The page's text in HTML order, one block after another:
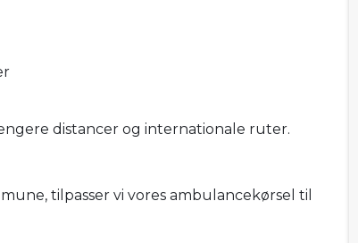
distancer og internationale ruter.
tilpasser vi vores ambulancekørsel til